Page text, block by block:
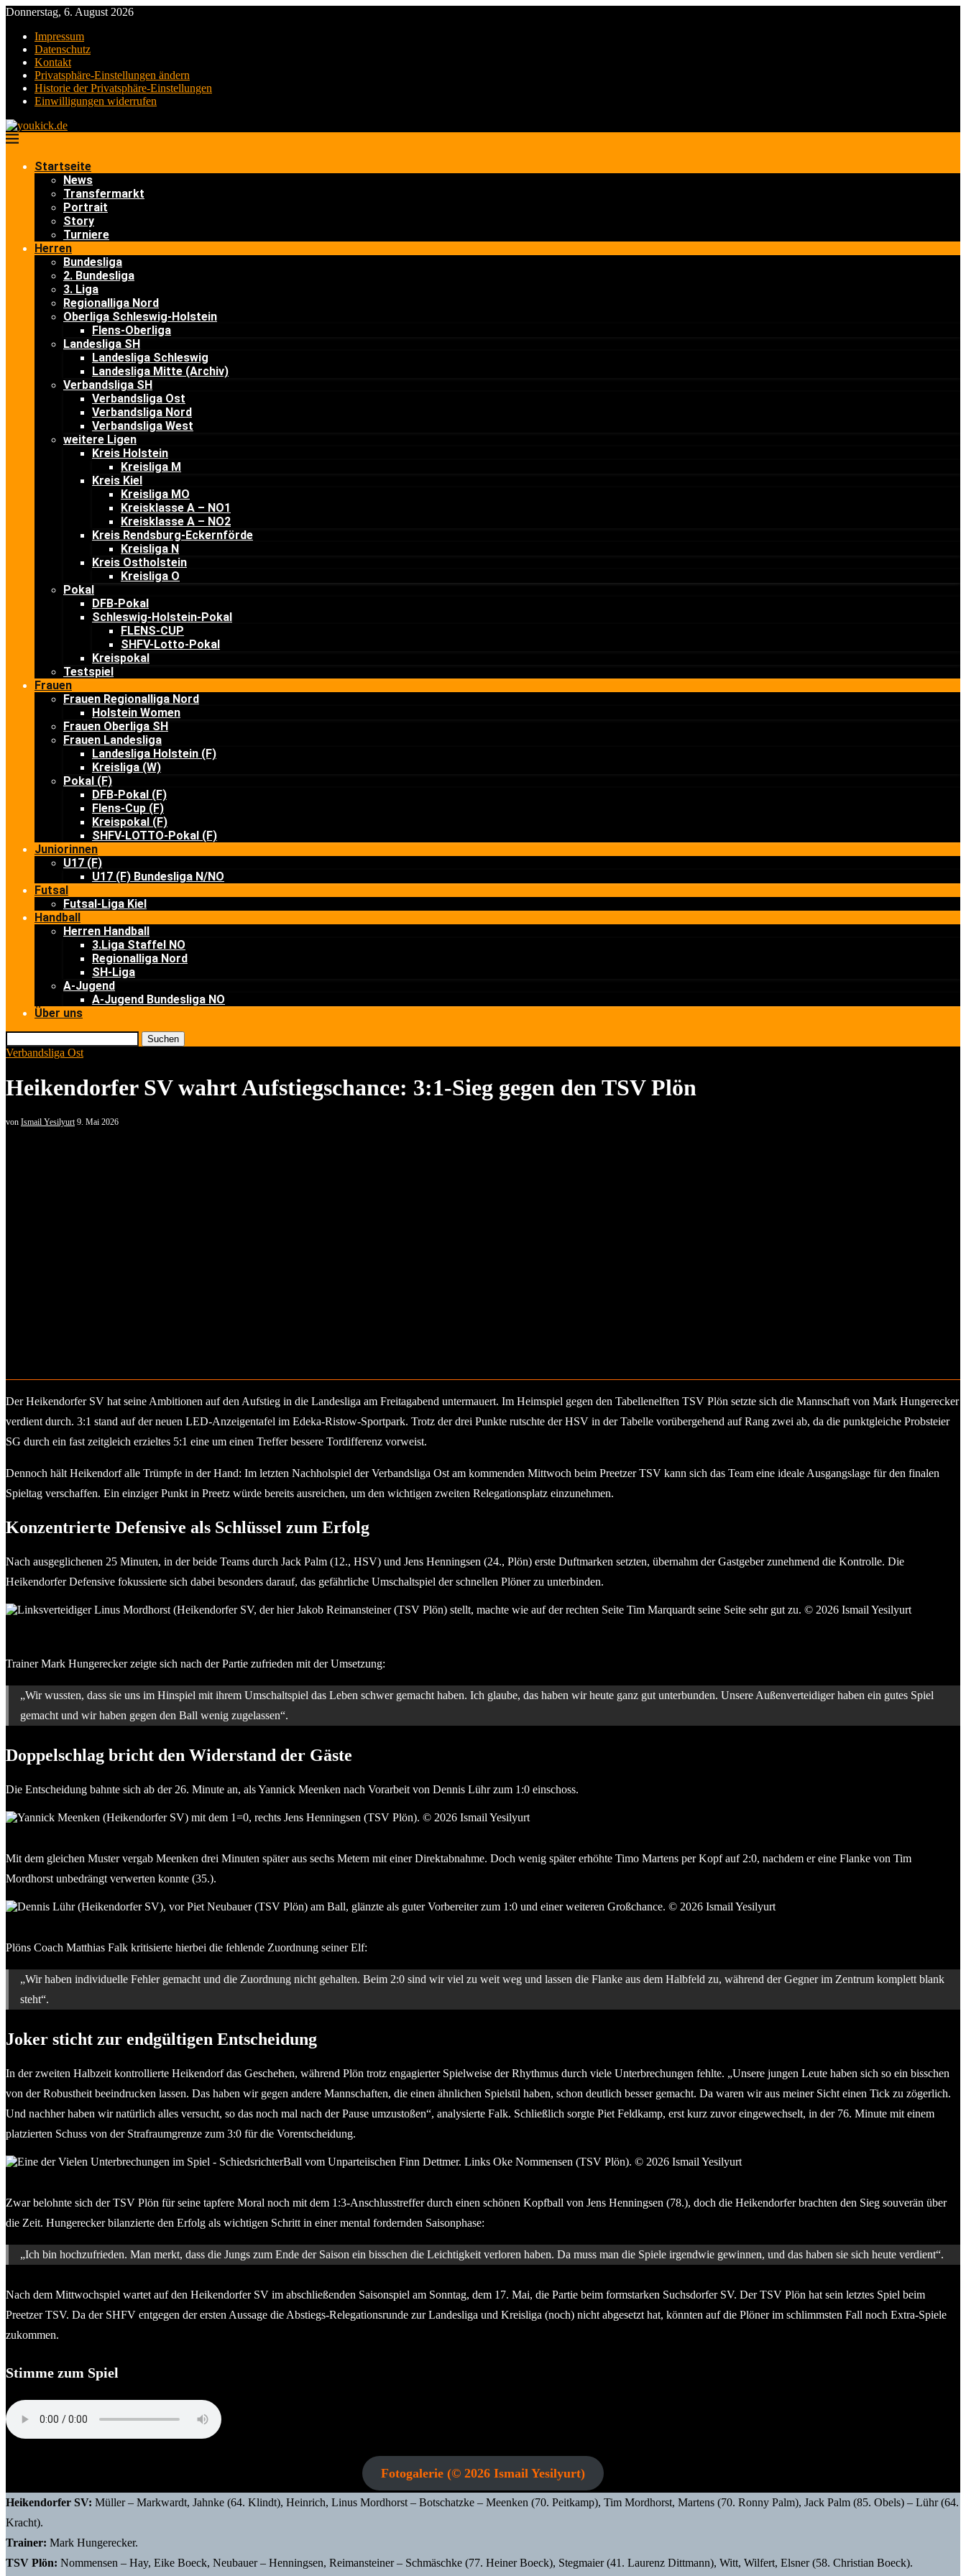
Donnerstag, 6. August 2026
Impressum
Datenschutz
Kontakt
Privatsphäre-Einstellungen ändern
Historie der Privatsphäre-Einstellungen
Einwilligungen widerrufen
Startseite
News
Transfermarkt
Portrait
Story
Turniere
Herren
Bundesliga
2. Bundesliga
3. Liga
Regionalliga Nord
Oberliga Schleswig-Holstein
Flens-Oberliga
Landesliga SH
Landesliga Schleswig
Landesliga Mitte (Archiv)
Verbandsliga SH
Verbandsliga Ost
Verbandsliga Nord
Verbandsliga West
weitere Ligen
Kreis Holstein
Kreisliga M
Kreis Kiel
Kreisliga MO
Kreisklasse A – NO1
Kreisklasse A – NO2
Kreis Rendsburg-Eckernförde
Kreisliga N
Kreis Ostholstein
Kreisliga O
Pokal
DFB-Pokal
Schleswig-Holstein-Pokal
FLENS-CUP
SHFV-Lotto-Pokal
Kreispokal
Testspiel
Frauen
Frauen Regionalliga Nord
Holstein Women
Frauen Oberliga SH
Frauen Landesliga
Landesliga Holstein (F)
Kreisliga (W)
Pokal (F)
DFB-Pokal (F)
Flens-Cup (F)
Kreispokal (F)
SHFV-LOTTO-Pokal (F)
Juniorinnen
U17 (F)
U17 (F) Bundesliga N/NO
Futsal
Futsal-Liga Kiel
Handball
Herren Handball
3.Liga Staffel NO
Regionalliga Nord
SH-Liga
A-Jugend
A-Jugend Bundesliga NO
Über uns
Suchen
Verbandsliga Ost
Heikendorfer SV wahrt Aufstiegschance: 3:1-Sieg gegen den TSV Plön
von Ismail Yesilyurt 9. Mai 2026
Der Heikendorfer SV hat seine Ambitionen auf den Aufstieg in die Landesliga am Freitagabend untermauert. Im Heimspiel gegen den Tabellenelften TSV Plön setzte sich die Mannschaft von Mark Hungerecker
verdient durch. 3:1 stand auf der neuen LED-Anzeigentafel im Edeka-Ristow-Sportpark. Trotz der drei Punkte rutschte der HSV in der Tabelle vorübergehend auf Rang zwei ab, da die punktgleiche Probsteier
SG durch ein fast zeitgleich erzieltes 5:1 eine um einen Treffer bessere Tordifferenz vorweist.
Dennoch hält Heikendorf alle Trümpfe in der Hand: Im letzten Nachholspiel der Verbandsliga Ost am kommenden Mittwoch beim Preetzer TSV kann sich das Team eine ideale Ausgangslage für den finalen
Spieltag verschaffen. Ein einziger Punkt in Preetz würde bereits ausreichen, um den wichtigen zweiten Relegationsplatz einzunehmen.
Konzentrierte Defensive als Schlüssel zum Erfolg
Nach ausgeglichenen 25 Minuten, in der beide Teams durch Jack Palm (12., HSV) und Jens Henningsen (24., Plön) erste Duftmarken setzten, übernahm der Gastgeber zunehmend die Kontrolle. Die
Heikendorfer Defensive fokussierte sich dabei besonders darauf, das gefährliche Umschaltspiel der schnellen Plöner zu unterbinden.
Trainer Mark Hungerecker zeigte sich nach der Partie zufrieden mit der Umsetzung:
„Wir wussten, dass sie uns im Hinspiel mit ihrem Umschaltspiel das Leben schwer gemacht haben. Ich glaube, das haben wir heute ganz gut unterbunden. Unsere Außenverteidiger haben ein gutes Spiel
gemacht und wir haben gegen den Ball wenig zugelassen“.
Doppelschlag bricht den Widerstand der Gäste
Die Entscheidung bahnte sich ab der 26. Minute an, als Yannick Meenken nach Vorarbeit von Dennis Lühr zum 1:0 einschoss.
Mit dem gleichen Muster vergab Meenken drei Minuten später aus sechs Metern mit einer Direktabnahme. Doch wenig später erhöhte Timo Martens per Kopf auf 2:0, nachdem er eine Flanke von Tim
Mordhorst unbedrängt verwerten konnte (35.).
Plöns Coach Matthias Falk kritisierte hierbei die fehlende Zuordnung seiner Elf:
„Wir haben individuelle Fehler gemacht und die Zuordnung nicht gehalten. Beim 2:0 sind wir viel zu weit weg und lassen die Flanke aus dem Halbfeld zu, während der Gegner im Zentrum komplett blank
steht“.
Joker sticht zur endgültigen Entscheidung
In der zweiten Halbzeit kontrollierte Heikendorf das Geschehen, während Plön trotz engagierter Spielweise der Rhythmus durch viele Unterbrechungen fehlte. „Unsere jungen Leute haben sich so ein bisschen
von der Robustheit beeindrucken lassen. Das haben wir gegen andere Mannschaften, die einen ähnlichen Spielstil haben, schon deutlich besser gemacht. Da waren wir aus meiner Sicht einen Tick zu zögerlich.
Und nachher haben wir natürlich alles versucht, so das noch mal nach der Pause umzustoßen“, analysierte Falk. Schließlich sorgte Piet Feldkamp, erst kurz zuvor eingewechselt, in der 76. Minute mit einem
platzierten Schuss von der Strafraumgrenze zum 3:0 für die Vorentscheidung.
Zwar belohnte sich der TSV Plön für seine tapfere Moral noch mit dem 1:3-Anschlusstreffer durch einen schönen Kopfball von Jens Henningsen (78.), doch die Heikendorfer brachten den Sieg souverän über
die Zeit. Hungerecker bilanzierte den Erfolg als wichtigen Schritt in einer mental fordernden Saisonphase:
„Ich bin hochzufrieden. Man merkt, dass die Jungs zum Ende der Saison ein bisschen die Leichtigkeit verloren haben. Da muss man die Spiele irgendwie gewinnen, und das haben sie sich heute verdient“.
Nach dem Mittwochspiel wartet auf den Heikendorfer SV im abschließenden Saisonspiel am Sonntag, dem 17. Mai, die Partie beim formstarken Suchsdorfer SV. Der TSV Plön hat sein letztes Spiel beim
Preetzer TSV. Da der SHFV entgegen der ersten Aussage die Abstiegs-Relegationsrunde zur Landesliga und Kreisliga (noch) nicht abgesetzt hat, könnten auf die Plöner im schlimmsten Fall noch Extra-Spiele
zukommen.
Stimme zum Spiel
Fotogalerie (© 2026 Ismail Yesilyurt)
Heikendorfer SV: Müller – Markwardt, Jahnke (64. Klindt), Heinrich, Linus Mordhorst – Botschatzke – Meenken (70. Peitkamp), Tim Mordhorst, Martens (70. Ronny Palm), Jack Palm (85. Obels) – Lühr (64.
Kracht).
Trainer: Mark Hungerecker.
TSV Plön: Nommensen – Hay, Eike Boeck, Neubauer – Henningsen, Reimansteiner – Schmäschke (77. Heiner Boeck), Stegmaier (41. Laurenz Dittmann), Witt, Wilfert, Elsner (58. Christian Boeck).